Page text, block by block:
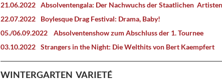
21.06.2022 	Absolventengala: Der Nachwuchs der Staatlichen
22.07.2022 	Boylesque Drag Festival: Drama, Baby!
05./06.09.2022    Absolventenshow zum Abschluss der 1. Tournee
03.10.2022 	Strangers in the Night: Die Welthits von Bert Kaempfert
WINTERGARTEN  VARIETÉ